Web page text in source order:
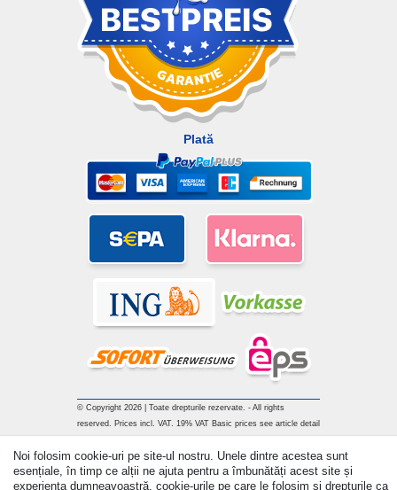
Plată
© Copyright 2026 | Toate drepturile rezervate. - All rights
reserved. Prices incl. VAT. 19% VAT Basic prices see article detail
Noi folosim cookie-uri pe site-ul nostru. Unele dintre acestea sunt
esențiale, în timp ce alții ne ajuta pentru a îmbunătăți acest site și
experiența dumneavoastră. cookie-urile pe care le folosim și drepturile ca
Withdraw from contract here